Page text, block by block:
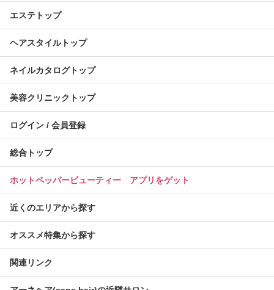
エステトップ
ヘアスタイルトップ
ネイルカタログトップ
美容クリニックトップ
ログイン / 会員登録
総合トップ
ホットペッパービューティー アプリをゲット
近くのエリアから探す
オススメ特集から探す
関連リンク